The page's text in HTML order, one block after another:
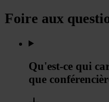
Foire aux
Qu'est-ce qui
que